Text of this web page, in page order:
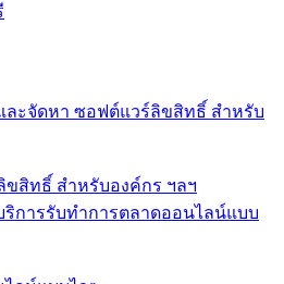
สิทธิ์ สำหรับองค์กร ฯลฯ